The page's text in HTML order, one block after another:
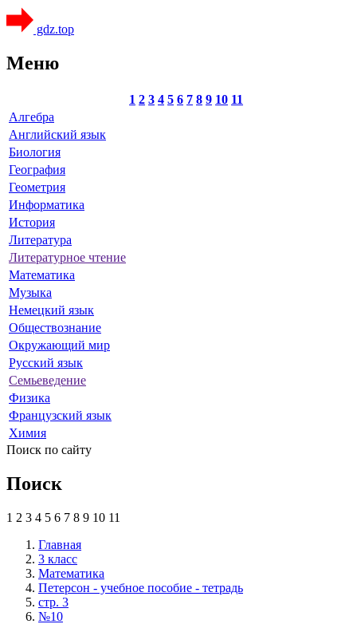
gdz.top
Меню
1 2 3 4 5 6 7 8 9 10 11
Алгебра
Английский язык
Биология
География
Геометрия
Информатика
История
Литература
Литературное чтение
Математика
Музыка
Немецкий язык
Обществознание
Окружающий мир
Русский язык
Семьеведение
Физика
Французский язык
Химия
Поиск по сайту
Поиск
1 2 3 4 5 6 7 8 9 10 11
Главная
3 класс
Математика
Петерсон - учебное пособие - тетрадь
стр. 3
№10